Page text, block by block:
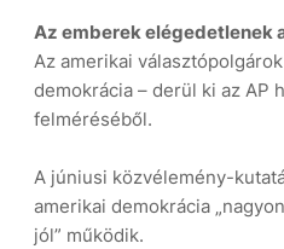
Az emberek elégedetlenek
Az amerikai
demokrácia – derül ki az AP
felméréséből.
A júniusi közvélemény-
amerikai demokrácia
jól” működik.